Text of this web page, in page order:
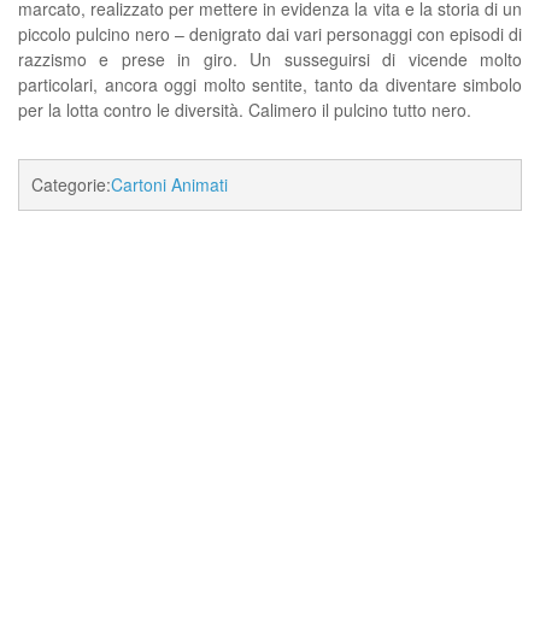
marcato, realizzato per mettere in evidenza la vita e la storia di un
piccolo pulcino nero – denigrato dai vari personaggi con episodi di
razzismo e prese in giro. Un susseguirsi di vicende molto
particolari, ancora oggi molto sentite, tanto da diventare simbolo
per la lotta contro le diversità. Calimero il pulcino tutto nero.
Categorie:Cartoni Animati